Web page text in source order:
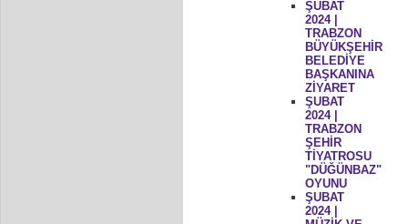
ŞUBAT
2024 |
TRABZON
BÜYÜKŞEHİR
BELEDİYE
BAŞKANINA
ZİYARET
ŞUBAT
2024 |
TRABZON
ŞEHİR
TİYATROSU
"DÜĞÜNBAZ"
OYUNU
ŞUBAT
2024 |